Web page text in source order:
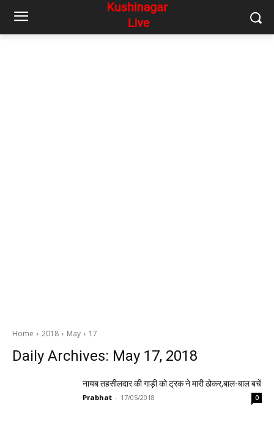
Home 2018 May 17
Daily Archives: May 17, 2018
नायब तहसीलदार की गाड़ी को ट्रक ने मारी ठोकर,बाल-बाल बचें
Prabhat - 17/05/2018 0